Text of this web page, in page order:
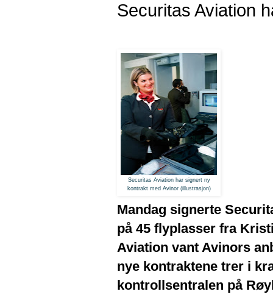
Securitas Aviation
Securitas Aviation har signert ny
kontrakt med Avinor (illustrasjon)
Mandag signerte
på 45 flyplasser fra
Aviation vant Avinors
nye kontraktene trer i
kontrollsentralen på